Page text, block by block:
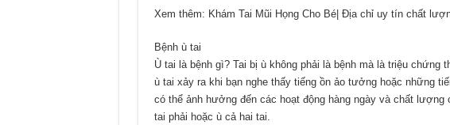
Xem thêm: Khám Tai Mũi Họng Cho Bé| Địa chỉ uy tín chất
Bệnh ù tai
Ù tai là bệnh gì? Tai bị ù không phải là bệnh mà là triệu
ù tai xảy ra khi bạn nghe thấy tiếng ồn ảo tưởng hoặc những
có thể ảnh hưởng đến các hoạt động hàng ngày và chất lượng
tai phải hoặc ù cả hai tai.